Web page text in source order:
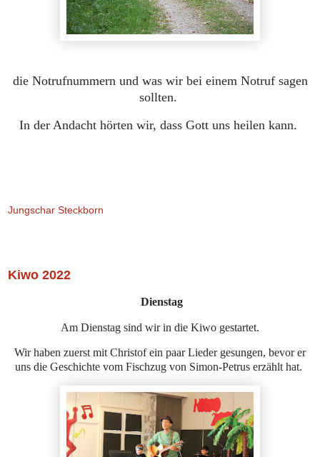
die Notrufnummern und was wir bei einem Notruf sagen
sollten.
In der Andacht hörten wir, dass Gott uns heilen kann.
Jungschar Steckborn
Kiwo 2022
Dienstag
Am Dienstag sind wir in die Kiwo gestartet.
Wir haben zuerst mit Christof ein paar Lieder gesungen, bevor er
uns die Geschichte vom Fischzug von Simon-Petrus erzählt hat.